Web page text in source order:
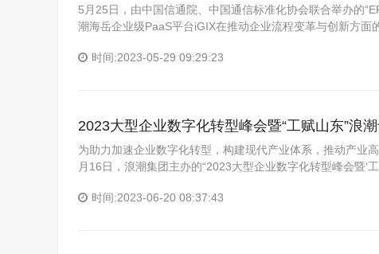
5月25日，由中国信通院、中国通信标准化协会联合举办的
潮海岳企业级PaaS平台iGIX在推动企业流程变革与创新方
时间:2023-05-29 09:29:23
2023大型企业数字化转型峰会暨“工赋山东”浪
为助力加速企业数字化转型，构建现代产业体系，推动产业
月16日，浪潮集团主办的“2023大型企业数字化转型峰会暨‘
时间:2023-06-20 08:37:43